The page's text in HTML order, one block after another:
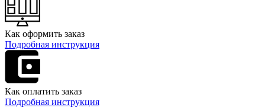
Как оформить заказ
Подробная инструкция
Как оплатить заказ
Подробная инструкция